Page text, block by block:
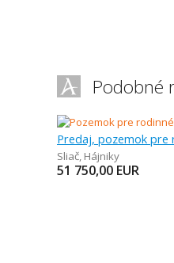
Podobné
Sliač, Hájniky
51 750,00 EUR